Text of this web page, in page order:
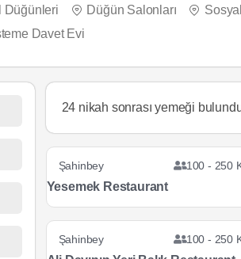
Düğünleri Düğün Salonları
Davet Evi
24 nikah sonrası yemeği
Şahinbey 100 - 250
Yesemek Restaurant
Şahinbey 100 - 250